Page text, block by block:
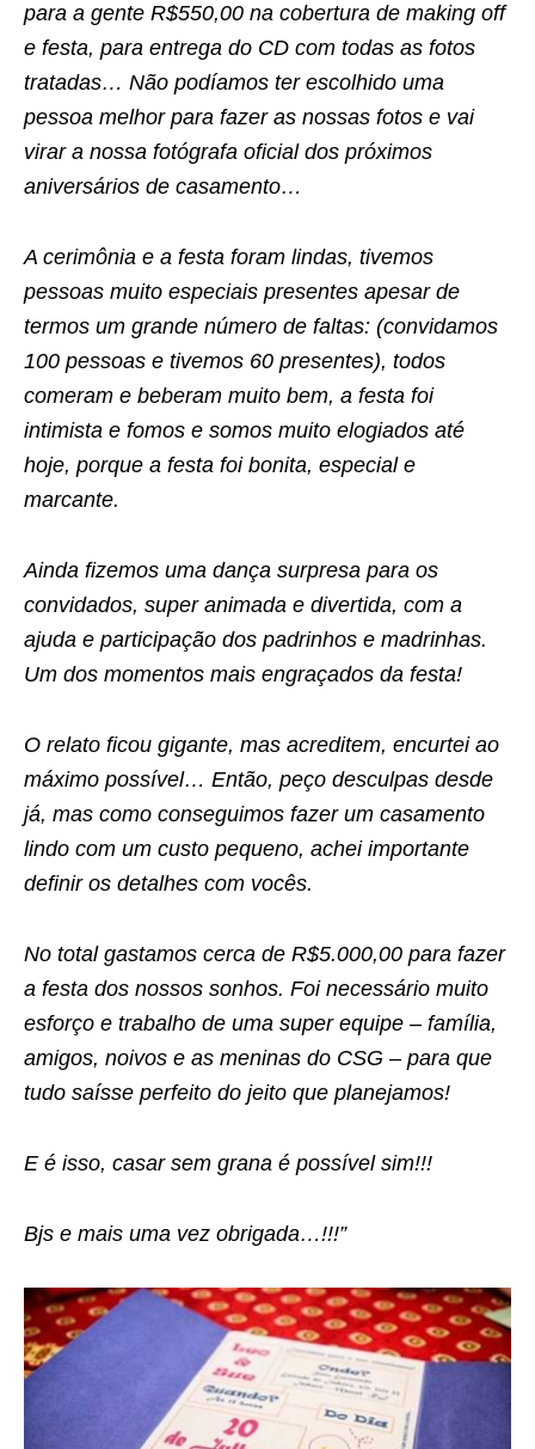
para a gente R$550,00 na cobertura de making off
e festa, para entrega do CD com todas as fotos
tratadas… Não podíamos ter escolhido uma
pessoa melhor para fazer as nossas fotos e vai
virar a nossa fotógrafa oficial dos próximos
aniversários de casamento…
A cerimônia e a festa foram lindas, tivemos
pessoas muito especiais presentes apesar de
termos um grande número de faltas: (convidamos
100 pessoas e tivemos 60 presentes), todos
comeram e beberam muito bem, a festa foi
intimista e fomos e somos muito elogiados até
hoje, porque a festa foi bonita, especial e
marcante.
Ainda fizemos uma dança surpresa para os
convidados, super animada e divertida, com a
ajuda e participação dos padrinhos e madrinhas.
Um dos momentos mais engraçados da festa!
O relato ficou gigante, mas acreditem, encurtei ao
máximo possível… Então, peço desculpas desde
já, mas como conseguimos fazer um casamento
lindo com um custo pequeno, achei importante
definir os detalhes com vocês.
No total gastamos cerca de R$5.000,00 para fazer
a festa dos nossos sonhos. Foi necessário muito
esforço e trabalho de uma super equipe – família,
amigos, noivos e as meninas do CSG – para que
tudo saísse perfeito do jeito que planejamos!
E é isso, casar sem grana é possível sim!!!
Bjs e mais uma vez obrigada…!!!”